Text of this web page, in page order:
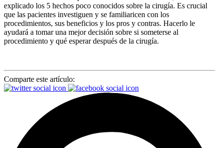
explicado los 5 hechos poco conocidos sobre la cirugía. Es crucial
que las pacientes investiguen y se familiaricen con los
procedimientos, sus beneficios y los pros y contras. Hacerlo le
ayudará a tomar una mejor decisión sobre si someterse al
procedimiento y qué esperar después de la cirugía.
Comparte este artículo: